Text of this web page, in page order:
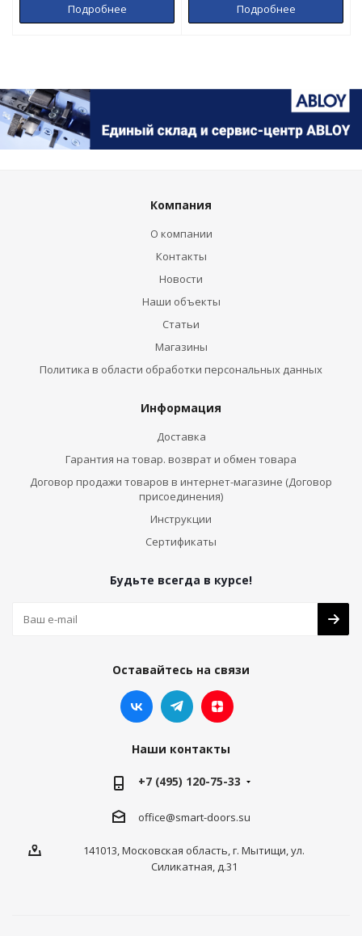
Подробнее Подробнее
Компания
О компании
Контакты
Новости
Наши объекты
Статьи
Магазины
Политика в области обработки персональных данных
Информация
Доставка
Гарантия на товар. возврат и обмен товара
Договор продажи товаров в интернет-магазине (Договор
присоединения)
Инструкции
Сертификаты
Будьте всегда в курсе!
Оставайтесь на связи
Наши контакты
+7 (495) 120-75-33
office@smart-doors.su
141013, Московская область, г. Мытищи, ул.
Силикатная, д.31